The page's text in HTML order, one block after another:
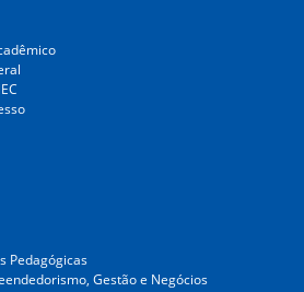
Pedagógicas
Gestão e Negócios